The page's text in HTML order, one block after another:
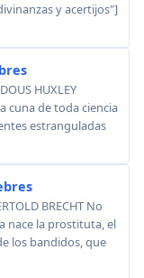
y acertijos"]
HUXLEY
cuna de toda ciencia
estranguladas
BRECHT No
nace la prostituta, el
los bandidos, que